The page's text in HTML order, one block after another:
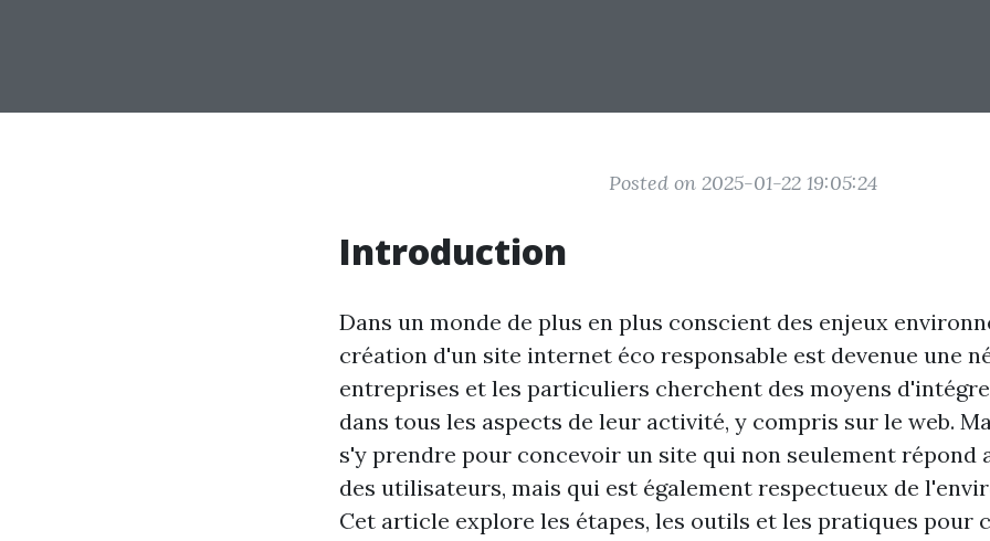
Posted on 2025-01-22 19:05:24
Introduction
Dans un monde de plus en plus conscient des enjeux
création d'un site internet éco responsable est devenue une
entreprises et les particuliers cherchent des moyens
dans tous les aspects de leur activité, y compris sur le web.
s'y prendre pour concevoir un site qui non seulement répond
des utilisateurs, mais qui est également respectueux de
Cet article explore les étapes, les outils et les pratiques pour